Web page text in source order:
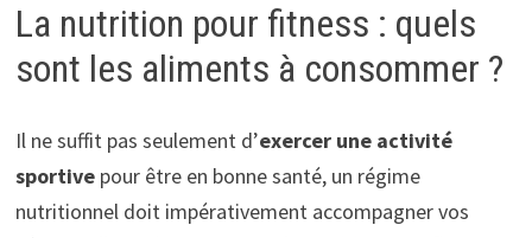
La nutrition pour fitness : quels
sont les aliments à consommer ?
Il ne suffit pas seulement d’exercer une activité
sportivepour être en bonne santé, un régime
nutritionnel doit impérativement accompagner vos